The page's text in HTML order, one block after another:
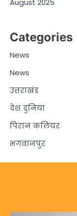
Categories
News
News
उत्तराखंड
देश दुनिया
पिरान कलियर
भगवानपुर